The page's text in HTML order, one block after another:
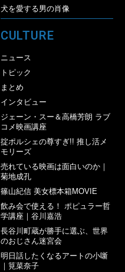
犬を愛する男の肖像
CULTURE
ニュース
トピック
まとめ
インタビュー
ジェーン・スー＆高橋芳朗 ラブ
コメ映画講座
掟ポルシェの尊すぎ!! 推し活メ
モリーズ
売れている映画は面白いのか｜
菊地成孔
篠山紀信 美女標本箱MOVIE
飲み会で使える！ ポピュラー哲
学講座｜谷川嘉浩
長谷川町蔵が勝手に選ぶ、世界
のおじさん迷宮会
明日話したくなるアートの小噺
｜筧菜奈子